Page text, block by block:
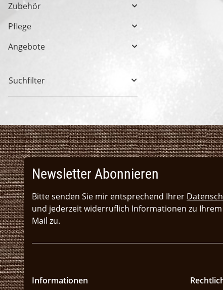
Zubehör
Pflege
Angebote
Suchfilter
Newsletter Abonnieren
Bitte senden Sie mir entsprechend Ihrer
und jederzeit widerruflich Informationen zu
Mail zu.
Informationen